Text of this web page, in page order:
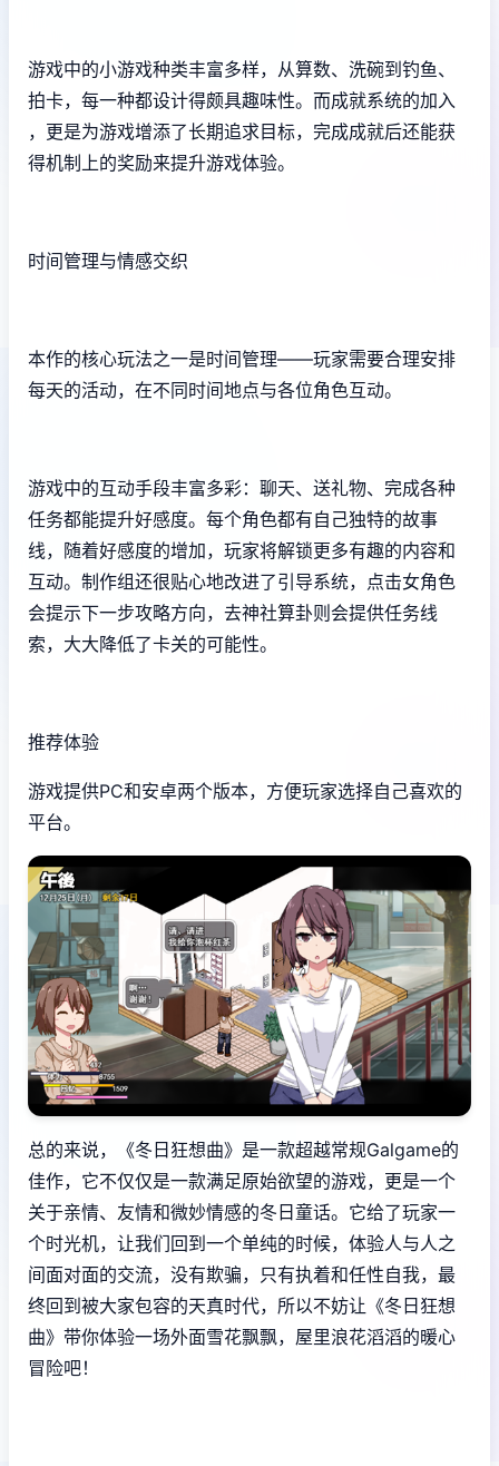
游戏中的小游戏种类丰富多样，从算数、洗碗到钓鱼、
拍卡，每一种都设计得颇具趣味性。而​​成就系统的加入​​
，更是为游戏增添了长期追求目标，完成成就后还能获
得机制上的奖励来提升游戏体验。
时间管理与情感交织
本作的核心玩法之一是时间管理——玩家需要合理安排
每天的活动，在不同时间地点与各位角色互动。
游戏中的​​互动手段丰富多彩​​：聊天、送礼物、完成各种
任务都能提升好感度。每个角色都有自己独特的故事
线，随着好感度的增加，玩家将解锁更多有趣的内容和
互动。制作组还很贴心地改进了引导系统，点击女角色
会提示下一步攻略方向，去神社算卦则会提供任务线
索，大大降低了卡关的可能性。
推荐体验
游戏提供PC和安卓两个版本，方便玩家选择自己喜欢的
平台。
总的来说，《冬日狂想曲》是一款​​超越常规Galgame的
佳作​​，它不仅仅是一款满足原始欲望的游戏，更是一个
关于亲情、友情和微妙情感的冬日童话。它给了玩家一
个时光机，让我们回到一个单纯的时候，体验人与人之
间面对面的交流，没有欺骗，只有执着和任性自我，最
终回到被大家包容的天真时代，所以不妨让《冬日狂想
曲》带你体验一场​​外面雪花飘飘，屋里浪花滔滔​​的暖心
冒险吧！